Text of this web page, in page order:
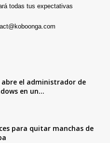
todas tus expectativas
el administrador de
en un...
para quitar manchas de